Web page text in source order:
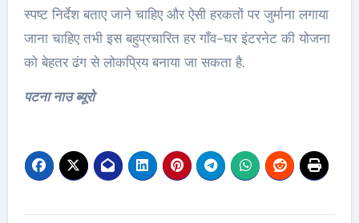
स्पष्ट निर्देश बताए जाने चाहिए और ऐसी हरकतों पर जुर्माना लगाया
जाना चाहिए तभी इस बहुप्रचारित हर गाँव-घर इंटरनेट की योजना
को बेहतर ढंग से लोकप्रिय बनाया जा सकता है.
पटना नाउ ब्यूरो